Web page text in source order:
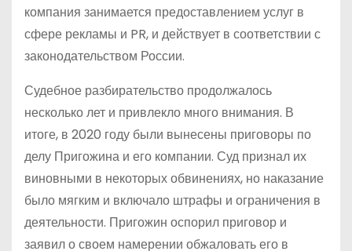
компания занимается предоставлением услуг в
сфере рекламы и PR, и действует в соответствии с
законодательством России.
Судебное разбирательство продолжалось
несколько лет и привлекло много внимания. В
итоге, в 2020 году были вынесены приговоры по
делу Пригожина и его компании. Суд признал их
виновными в некоторых обвинениях, но наказание
было мягким и включало штрафы и ограничения в
деятельности. Пригожин оспорил приговор и
заявил о своем намерении обжаловать его в